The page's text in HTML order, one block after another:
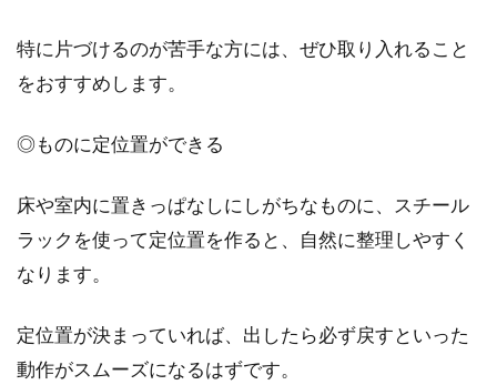
特に片づけるのが苦手な方には、ぜひ取り入れること
をおすすめします。
◎ものに定位置ができる
床や室内に置きっぱなしにしがちなものに、スチール
ラックを使って定位置を作ると、自然に整理しやすく
なります。
定位置が決まっていれば、出したら必ず戻すといった
動作がスムーズになるはずです。